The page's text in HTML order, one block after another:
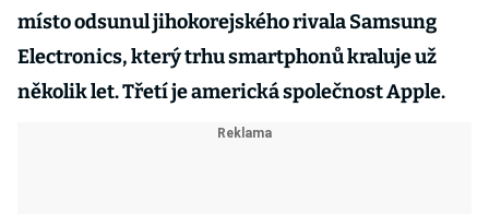
místo odsunul jihokorejského rivala Samsung
Electronics, který trhu smartphonů kraluje už
několik let. Třetí je americká společnost Apple.